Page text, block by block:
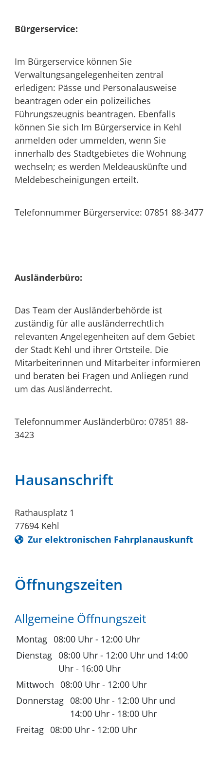
Bürgerservice:
Im Bürgerservice können Sie
Verwaltungsangelegenheiten zentral
erledigen: Pässe und Personalausweise
beantragen oder ein polizeiliches
Führungszeugnis beantragen. Ebenfalls
können Sie sich Im Bürgerservice in Kehl
anmelden oder ummelden, wenn Sie
innerhalb des Stadtgebietes die Wohnung
wechseln; es werden Meldeauskünfte und
Meldebescheinigungen erteilt.
Telefonnummer Bürgerservice: 07851 88-3477
Ausländerbüro:
Das Team der Ausländerbehörde ist
zuständig für alle ausländerrechtlich
relevanten Angelegenheiten auf dem Gebiet
der Stadt Kehl und ihrer Ortsteile. Die
Mitarbeiterinnen und Mitarbeiter informieren
und beraten bei Fragen und Anliegen rund
um das Ausländerrecht.
Telefonnummer Ausländerbüro: 07851 88-
3423
Hausanschrift
Rathausplatz 1
77694 Kehl
Zur elektronischen Fahrplanauskunft
Öffnungszeiten
Allgemeine Öffnungszeit
Montag 08:00 Uhr - 12:00 Uhr
Dienstag 08:00 Uhr - 12:00 Uhr und 14:00
Uhr - 16:00 Uhr
Mittwoch
08:00 Uhr - 12:00 Uhr
Donnerstag 08:00 Uhr - 12:00 Uhr und
14:00 Uhr - 18:00 Uhr
Freitag 08:00 Uhr - 12:00 Uhr